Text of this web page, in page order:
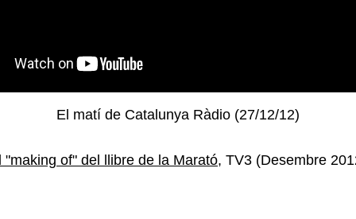
El matí de Catalunya Ràdio (27/12/12)
"making of" del llibre de la Marató, TV3 (Desembre